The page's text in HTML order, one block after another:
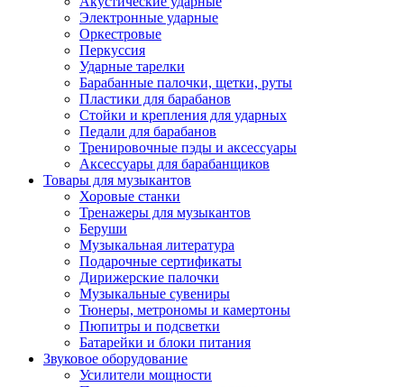
Электронные ударные
Оркестровые
Перкуссия
Ударные тарелки
Барабанные палочки, щетки, руты
Пластики для барабанов
Стойки и крепления для ударных
Педали для барабанов
Тренировочные пэды и аксессуары
Аксессуары для барабанщиков
Товары для музыкантов
Хоровые станки
Тренажеры для музыкантов
Беруши
Музыкальная литература
Подарочные сертификаты
Дирижерские палочки
Музыкальные сувениры
Тюнеры, метрономы и камертоны
Пюпитры и подсветки
Батарейки и блоки питания
Звуковое оборудование
Усилители мощности